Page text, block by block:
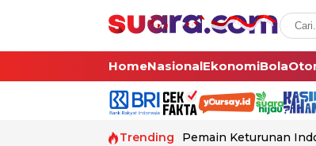
HomeNasionalEkonomiBola
Trending Pemain Keturunan